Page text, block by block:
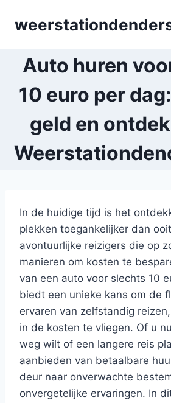
Auto huren
10 euro per
geld en
In de huidige tijd is het
plekken toegankelijker dan
avontuurlijke reizigers die op
manieren om kosten te
van een auto voor slechts 10
biedt een unieke kans om de
ervaren van zelfstandig
in de kosten te vliegen. Of u
weg wilt of een langere reis
aanbieden van betaalbare
deur naar onverwachte
onvergetelijke ervaringen. In